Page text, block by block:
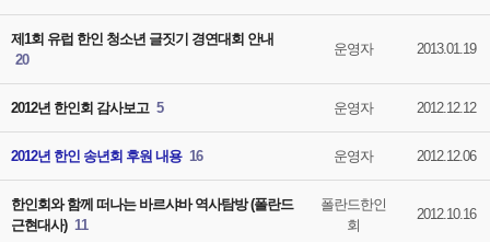
제1회 유럽 한인 청소년 글짓기 경연대회 안내
20
운영자 2013.01.19
2012년 한인회 감사보고 5 운영자 2012.12.12
2012년 한인 송년회 후원 내용 16 운영자 2012.12.06
한인회와 함께 떠나는 바르샤바 역사탐방 (폴란드
근현대사) 11
폴란드한인
회
2012.10.16